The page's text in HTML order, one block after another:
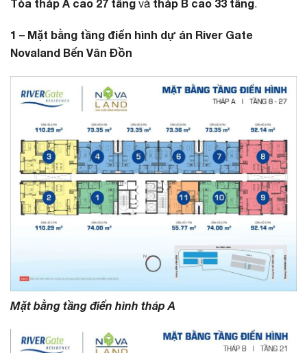
Tòa tháp A cao 27 tầng và tháp B cao 33 tầng.
1 – Mặt bằng tầng điển hình dự án River Gate
Novaland Bến Vân Đồn
Mặt bằng tầng điển hình tháp A